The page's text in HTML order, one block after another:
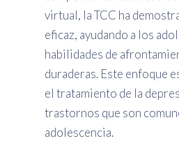
virtual, la TCC ha
eficaz, ayudando a los
habilidades de
duraderas. Este enfoque
el tratamiento de la
trastornos que son
adolescencia.